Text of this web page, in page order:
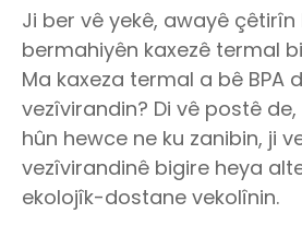
Ji ber vê yekê, awayê çêtirîn
bermahiyên kaxezê termal
Ma kaxeza termal a bê BPA
vezîvirandin? Di vê postê
hûn hewce ne ku zanibin, ji
vezîvirandinê bigire heya
ekolojîk-dostane vekolînin.